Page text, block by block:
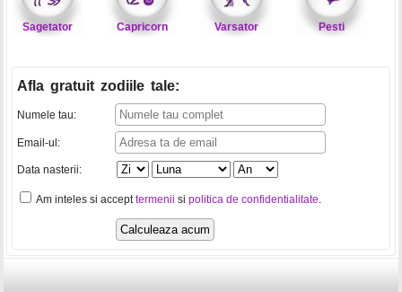
Sagetator Capricorn Varsator Pesti
Afla gratuit zodiile tale:
Numele tau:
Email-ul:
Data nasterii:
Am inteles si accepttermenii si politica de confidentialitate.